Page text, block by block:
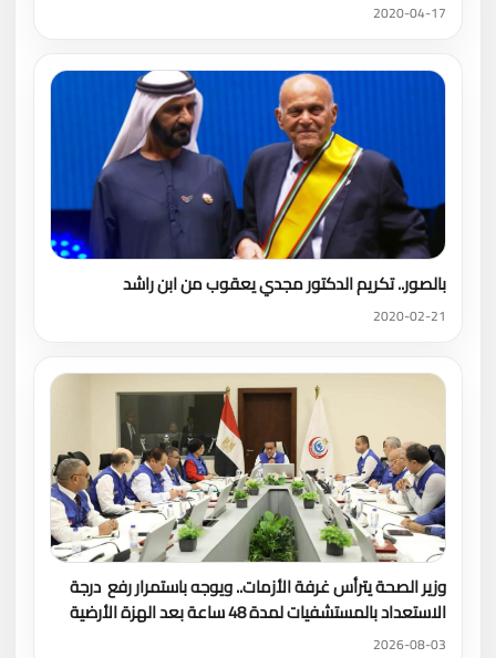
2020-04-17
بالصور.. تكريم الدكتور مجدي يعقوب من ابن راشد
2020-02-21
وزير الصحة يترأس غرفة الأزمات.. ويوجه باستمرار رفع درجة
الاستعداد بالمستشفيات لمدة 48 ساعة بعد الهزة الأرضية
2026-08-03